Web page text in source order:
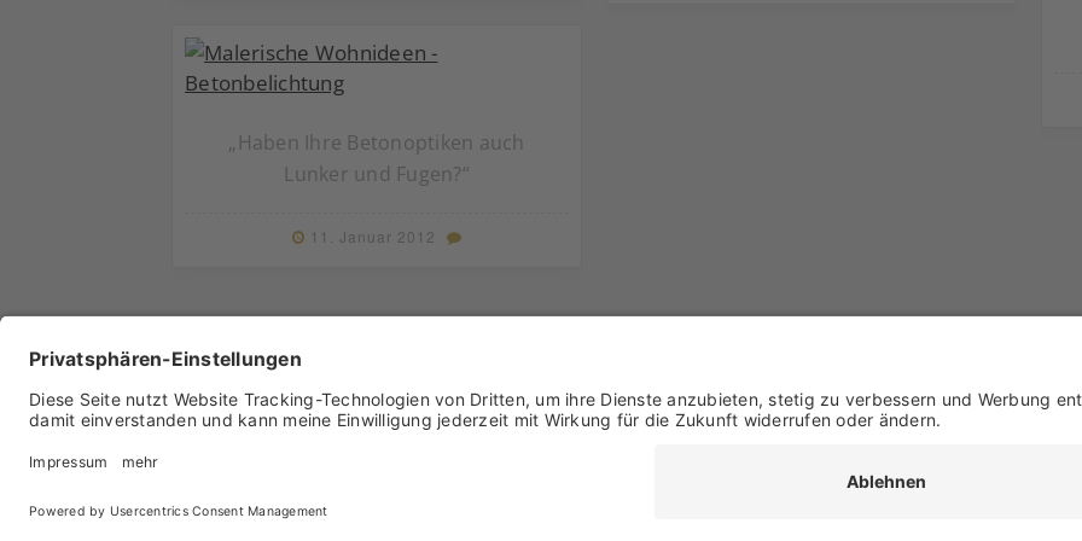
„Haben Ihre Betonoptiken auch
Lunker und Fugen?“
11. Januar 2012
Archiv Liebeserklärung Chronik Vorträge Presse Markenpartner Partnerbetrieb werden Impressum Datenschutz Login-